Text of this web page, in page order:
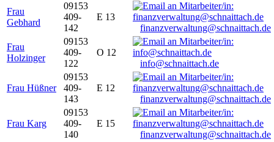
Frau
Gebhard
09153
409-
142
E 13
finanzverwaltung@schnaittach.de
Frau
Holzinger
09153
409-
122
O 12
info@schnaittach.de
Frau Hüßner
09153
409-
143
E 12
finanzverwaltung@schnaittach.de
Frau Karg
09153
409-
140
E 15
finanzverwaltung@schnaittach.de